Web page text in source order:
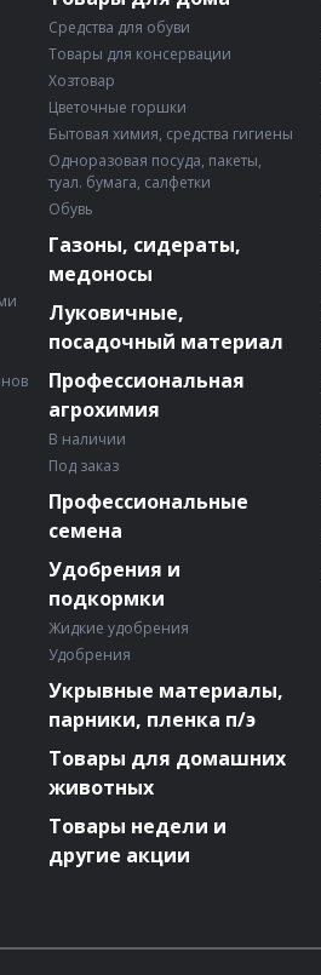
Средства для обуви
Товары для консервации
Хозтовар
Цветочные горшки
Бытовая химия, средства гигиены
Одноразовая посуда, пакеты,
туал. бумага, салфетки
Обувь
Газоны, сидераты,
медоносы
Луковичные,
посадочный материал
Профессиональная
агрохимия
В наличии
Под заказ
Профессиональные
семена
Удобрения и
подкормки
Жидкие удобрения
Удобрения
Укрывные материалы,
парники, пленка п/э
Товары для домашних
животных
Товары недели и
другие акции